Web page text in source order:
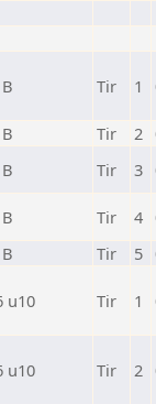
Tir 1
Tir 2
Tir 3
Tir 4
Tir 5
u10
Tir 1
u10
Tir 2